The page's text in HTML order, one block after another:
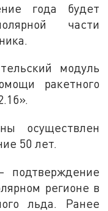
года будет
части
модуль
ракетного
осуществлен
50 лет.
подтверждение
регионе в
льда. Ранее